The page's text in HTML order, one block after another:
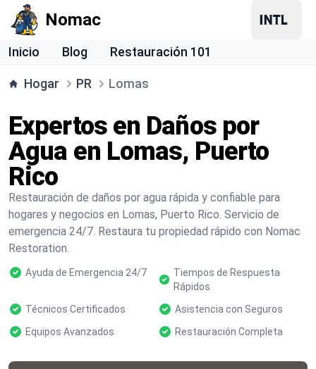
Nomac
Inicio Blog Restauración 101
Hogar PR Lomas
Expertos en Daños por
Agua en Lomas, Puerto
Rico
Restauración de daños por agua rápida y confiable para
hogares y negocios en Lomas, Puerto Rico. Servicio de
emergencia 24/7. Restaura tu propiedad rápido con Nomac
Restoration.
Ayuda de Emergencia 24/7
Tiempos de Respuesta
Rápidos
Técnicos Certificados
Asistencia con Seguros
Equipos Avanzados
Restauración Completa